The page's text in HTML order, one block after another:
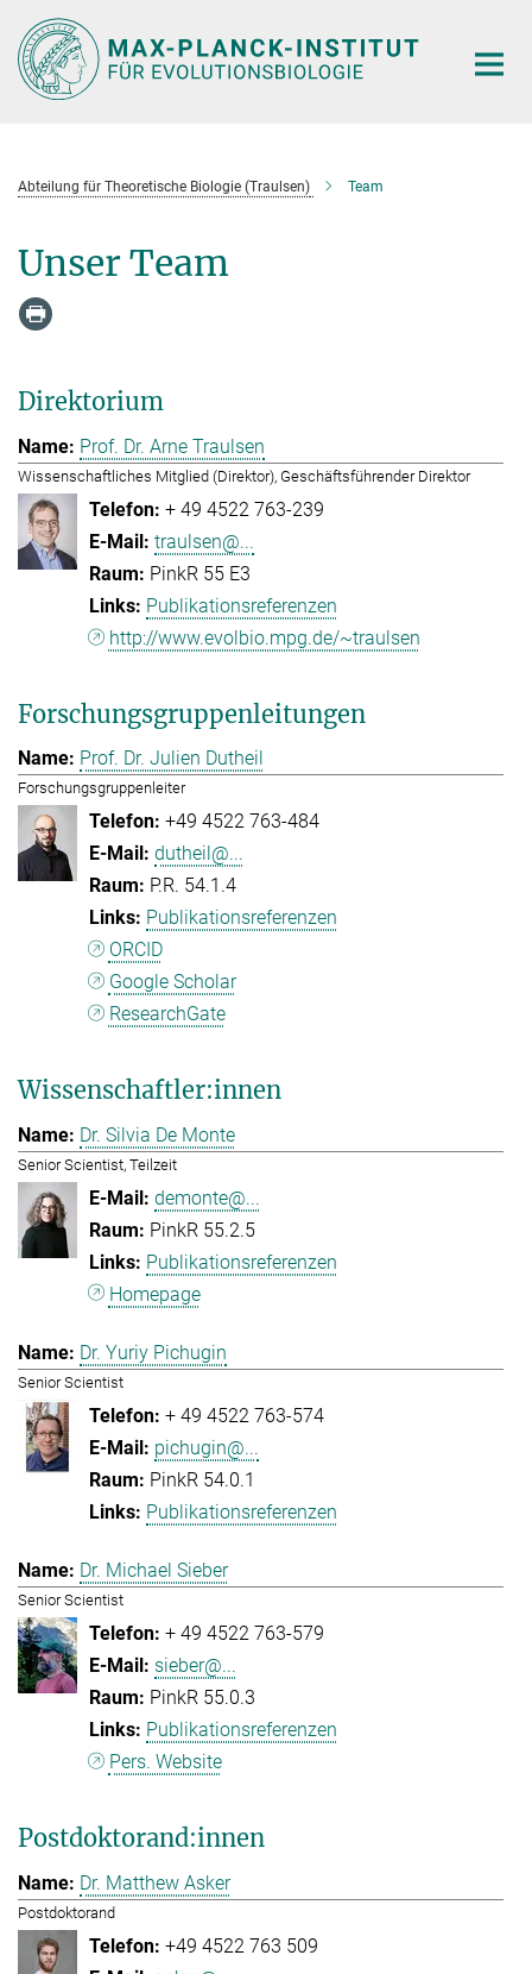
Hauptinhalt
Abteilung für Theoretische Biologie (Traulsen) Team
Unser Team
Direktorium
Prof. Dr. Arne Traulsen
Wissenschaftliches Mitglied (Direktor), Geschäftsführender Direktor
+ 49 4522 763-239
traulsen@...
PinkR 55 E3
Publikationsreferenzen
http://www.evolbio.mpg.de/~traulsen
Forschungsgruppenleitungen
Prof. Dr. Julien Dutheil
Forschungsgruppenleiter
+49 4522 763-484
dutheil@...
P.R. 54.1.4
Publikationsreferenzen
ORCID
Google Scholar
ResearchGate
Wissenschaftler:innen
Dr. Silvia De Monte
Senior Scientist, Teilzeit
demonte@...
PinkR 55.2.5
Publikationsreferenzen
Homepage
Dr. Yuriy Pichugin
Senior Scientist
+ 49 4522 763-574
pichugin@...
PinkR 54.0.1
Publikationsreferenzen
Dr. Michael Sieber
Senior Scientist
+ 49 4522 763-579
sieber@...
PinkR 55.0.3
Publikationsreferenzen
Pers. Website
Postdoktorand:innen
Dr. Matthew Asker
Postdoktorand
+49 4522 763 509